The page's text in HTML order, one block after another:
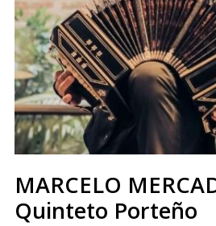
MARCELO
Quinteto Porteño